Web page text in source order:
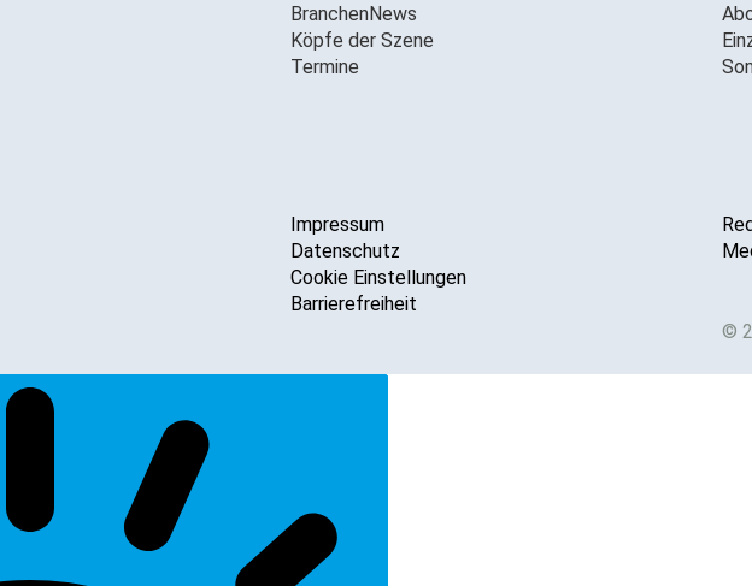
BranchenNews
Köpfe der Szene
Termine
Impressum
Datenschutz
Cookie Einstellungen
Barrierefreiheit
©